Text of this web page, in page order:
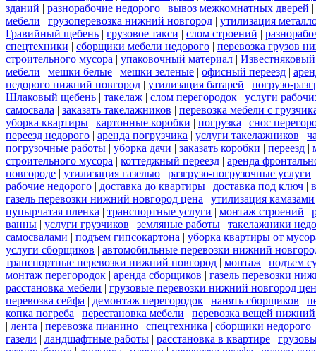
зданий | разнорабочие недорого | вывоз межкомнатных дверей |
мебели | грузоперевозка нижний новгород | утилизация
Гравийный щебень | грузовое такси | слом строений |
спецтехники | сборщики мебели недорого | перевозка грузов
строительного мусора | упаковочный материал |
мебели | мешки белые | мешки зеленые | офисный переезд |
недорого нижний новгород | утилизация батарей | погрузо-
Шлаковый щебень | такелаж | слом перегородок | услуги
самосвала | заказать такелажников | перевозка мебели с
уборка квартиры | картонные коробки | погрузка | снос
переезд недорого | аренда погрузчика | услуги такелажников |
погрузочные работы | уборка дачи | заказать коробки | переезд |
строительного мусора | коттеджный переезд | аренда
новгороде | утилизация газелью | разгрузо-погрузочные услуги
рабочие недорого | доставка до квартиры | доставка под ключ |
газель перевозки нижний новгород цена | утилизация камазами
пупырчатая пленка | транспортные услуги | монтаж строений |
ванны | услуги грузчиков | земляные работы | такелажники
самосвалами | подъем гипсокартона | уборка квартиры от
услуги сборщиков | автомобильные перевозки нижний
транспортные перевозки нижний новгород | монтаж | подъем
монтаж перегородок | аренда сборщиков | газель перевозки
расстановка мебели | грузовые перевозки нижний новгород
перевозка сейфа | демонтаж перегородок | нанять сборщиков |
копка погреба | перестановка мебели | перевозка вещей
| лента | перевозка пианино | спецтехника | сборщики недорого
газели | ландшафтные работы | расстановка в квартире |